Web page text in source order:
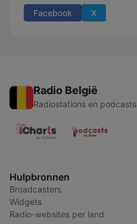
Facebook X
Radio België
Radiostations en podcasts
Hulpbronnen
Broadcasters
Widgets
Radio-websites per land